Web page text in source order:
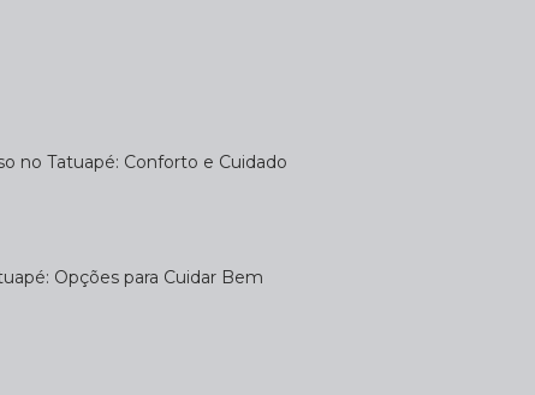
no Tatuapé: Conforto e Cuidado
Opções para Cuidar Bem